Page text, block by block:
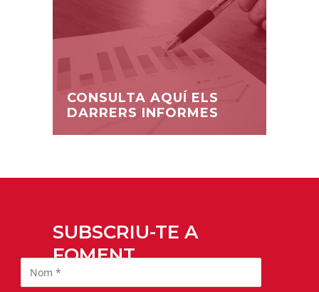
CONSULTA AQUÍ ELS
DARRERS INFORMES
SUBSCRIU-TE A
FOMENT